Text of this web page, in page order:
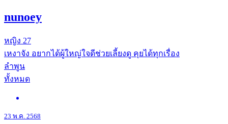
nunoey
หญิง 27
เหงาจัง อยากได้ผู้ใหญ่ใจดีช่วยเลี้ยงดู คุยได้ทุกเรื่อง
ลำพูน
ทั้งหมด
23 พ.ค. 2568